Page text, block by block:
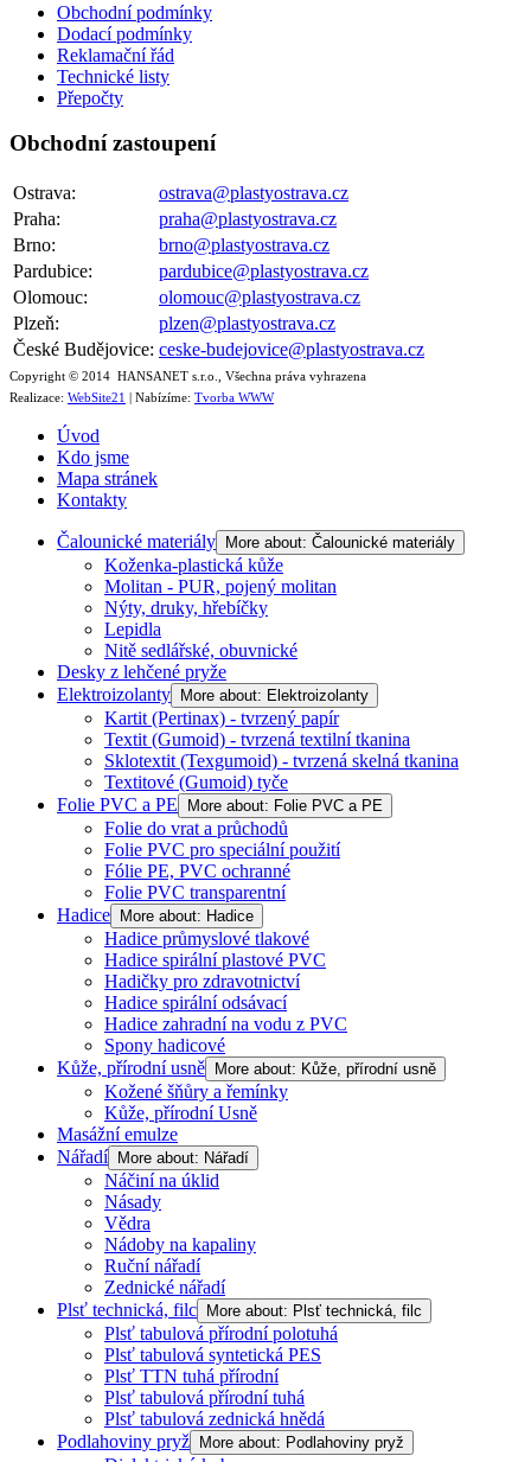
Obchodní podmínky
Dodací podmínky
Reklamační řád
Technické listy
Přepočty
Obchodní zastoupení
Ostrava:
ostrava@plastyostrava.cz
Praha:
praha@plastyostrava.cz
Brno:
brno@plastyostrava.cz
Pardubice:
pardubice@plastyostrava.cz
Olomouc:
olomouc@plastyostrava.cz
Plzeň:
plzen@plastyostrava.cz
České Budějovice: ceske-budejovice@plastyostrava.cz
Copyright © 2014 HANSANET s.r.o., Všechna práva vyhrazena
Realizace: WebSite21 | Nabízíme: Tvorba WWW
Úvod
Kdo jsme
Mapa stránek
Kontakty
Čalounické materiály More about: Čalounické materiály
Koženka-plastická kůže
Molitan - PUR, pojený molitan
Nýty, druky, hřebíčky
Lepidla
Nitě sedlářské, obuvnické
Desky z lehčené pryže
Elektroizolanty
More about: Elektroizolanty
Kartit (Pertinax) - tvrzený papír
Textit (Gumoid) - tvrzená textilní tkanina
Sklotextit (Texgumoid) - tvrzená skelná tkanina
Textitové (Gumoid) tyče
Folie PVC a PE
More about: Folie PVC a PE
Folie do vrat a průchodů
Folie PVC pro speciální použití
Fólie PE, PVC ochranné
Folie PVC transparentní
Hadice
More about: Hadice
Hadice průmyslové tlakové
Hadice spirální plastové PVC
Hadičky pro zdravotnictví
Hadice spirální odsávací
Hadice zahradní na vodu z PVC
Spony hadicové
Kůže, přírodní usně
More about: Kůže, přírodní usně
Kožené šňůry a řemínky
Kůže, přírodní Usně
Masážní emulze
Nářadí
More about: Nářadí
Náčiní na úklid
Násady
Vědra
Nádoby na kapaliny
Ruční nářadí
Zednické nářadí
Plsť technická, filc
More about: Plsť technická, filc
Plsť tabulová přírodní polotuhá
Plsť tabulová syntetická PES
Plsť TTN tuhá přírodní
Plsť tabulová přírodní tuhá
Plsť tabulová zednická hnědá
Podlahoviny pryž
More about: Podlahoviny pryž